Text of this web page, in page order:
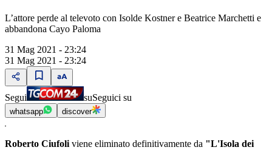
L’attore perde al televoto con Isolde Kostner e Beatrice Marchetti e
abbandona Cayo Paloma
31 Mag 2021 - 23:24
31 Mag 2021 - 23:24
Segui suSeguici su
whatsapp discover
Roberto Ciufoli viene eliminato definitivamente da "L'Isola dei